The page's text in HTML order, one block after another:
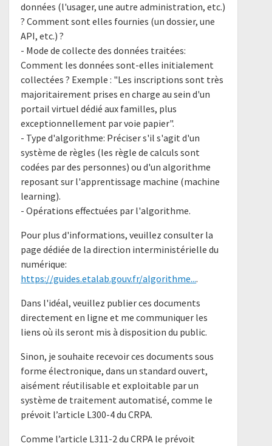
données (l'usager, une autre administration, etc.)
? Comment sont elles fournies (un dossier, une
API, etc.) ?
- Mode de collecte des données traitées:
Comment les données sont-elles initialement
collectées ? Exemple : "Les inscriptions sont très
majoritairement prises en charge au sein d'un
portail virtuel dédié aux familles, plus
exceptionnellement par voie papier".
- Type d'algorithme: Préciser s'il s'agit d'un
système de règles (les règle de calculs sont
codées par des personnes) ou d'un algorithme
reposant sur l'apprentissage machine (machine
learning).
- Opérations effectuées par l'algorithme.
Pour plus d'informations, veuillez consulter la
page dédiée de la direction interministérielle du
numérique:
https://guides.etalab.gouv.fr/algorithme....
Dans l'idéal, veuillez publier ces documents
directement en ligne et me communiquer les
liens où ils seront mis à disposition du public.
Sinon, je souhaite recevoir ces documents sous
forme électronique, dans un standard ouvert,
aisément réutilisable et exploitable par un
système de traitement automatisé, comme le
prévoit l’article L300-4 du CRPA.
Comme l’article L311-2 du CRPA le prévoit